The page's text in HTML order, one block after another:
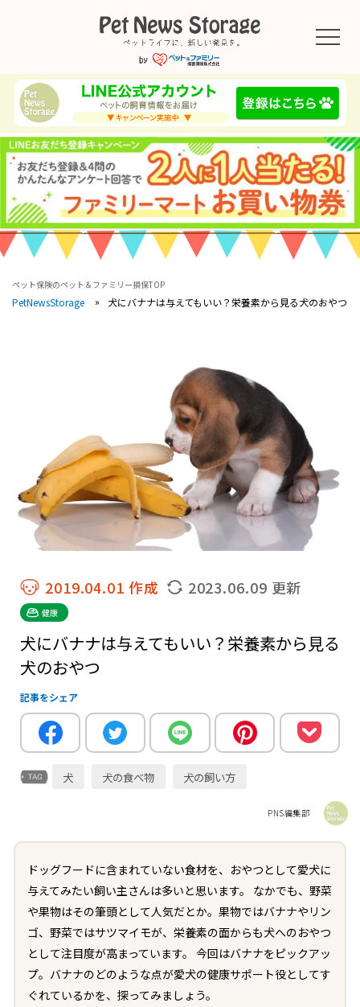
ペット保険のペット＆ファミリー損保TOP
PetNewsStorage 犬にバナナは与えてもいい？栄養素から見る犬のおやつ
2019.04.01 作成 2023.06.09 更新
健康
犬にバナナは与えてもいい？栄養素から見る
犬のおやつ
記事をシェア
犬 犬の食べ物 犬の飼い方
PNS編集部
ドッグフードに含まれていない食材を、おやつとして愛犬に
与えてみたい飼い主さんは多いと思います。 なかでも、野菜
や果物はその筆頭として人気だとか。果物ではバナナやリン
ゴ、野菜ではサツマイモが、栄養素の面からも犬へのおやつ
として注目度が高まっています。 今回はバナナをピックアッ
プ。バナナのどのような点が愛犬の健康サポート役としてす
ぐれているかを、探ってみましょう。